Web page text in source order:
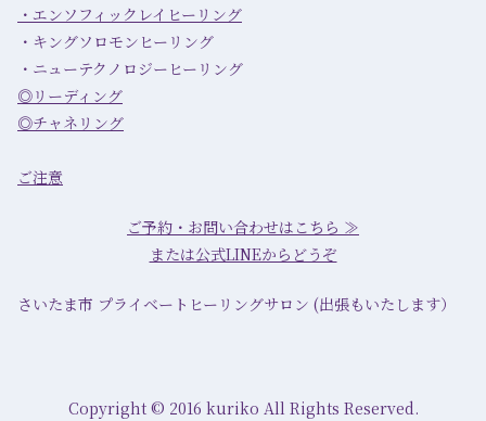
・エンソフィックレイヒーリング
・キングソロモンヒーリング
・ニューテクノロジーヒーリング
◎リーディング
◎チャネリング
ご注意
ご予約・お問い合わせはこちら ≫
または公式LINEからどうぞ
さいたま市 プライベートヒーリングサロン (出張もいたします）
Copyright © 2016 kuriko All Rights Reserved.